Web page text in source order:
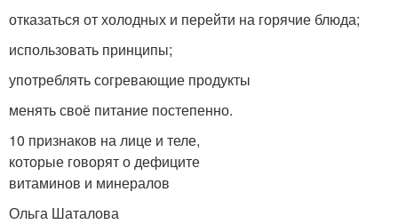
отказаться от холодных и перейти на горячие блюда;
использовать принципы;
употреблять согревающие продукты
менять своё питание постепенно.
10 признаков на лице и теле,
которые говорят о дефиците
витаминов и минералов
Ольга Шаталова